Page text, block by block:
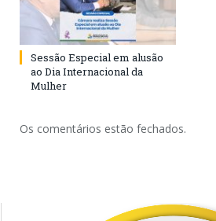
Sessão Especial em alusão
ao Dia Internacional da
Mulher
Os comentários estão fechados.